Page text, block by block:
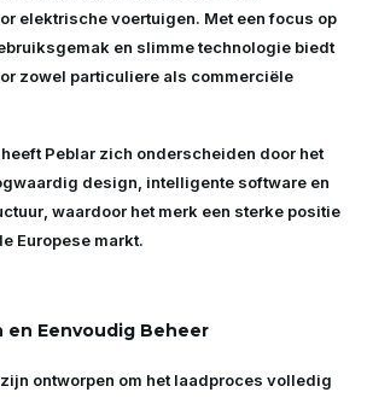
elektrische voertuigen. Met een focus op
en slimme technologie biedt
zowel particuliere als commerciële
Peblar zich onderscheiden door het
design, intelligente software en
, waardoor het merk een sterke positie
Europese markt.
Eenvoudig Beheer
ontworpen om het laadproces volledig